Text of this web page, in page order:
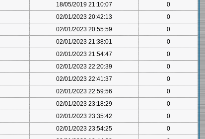
18/05/2019 21:10:07
0
02/01/2023 20:42:13
0
02/01/2023 20:55:59
0
02/01/2023 21:38:01
0
02/01/2023 21:54:47
0
02/01/2023 22:20:39
0
02/01/2023 22:41:37
0
02/01/2023 22:59:56
0
02/01/2023 23:18:29
0
02/01/2023 23:35:42
0
02/01/2023 23:54:25
0